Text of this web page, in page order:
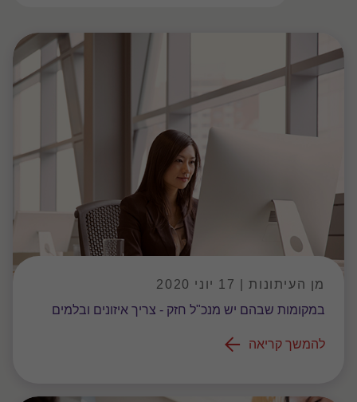
מן העיתונות | 17 יוני 2020
במקומות שבהם יש מנכ"ל חזק - צריך איזונים ובלמים
להמשך קריאה